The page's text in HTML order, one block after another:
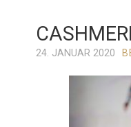
24. JANUAR 2020